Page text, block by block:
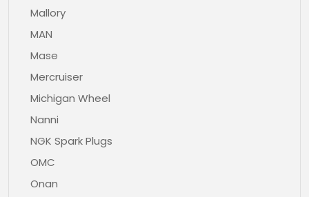
Mallory
MAN
Mase
Mercruiser
Michigan Wheel
Nanni
NGK Spark Plugs
OMC
Onan